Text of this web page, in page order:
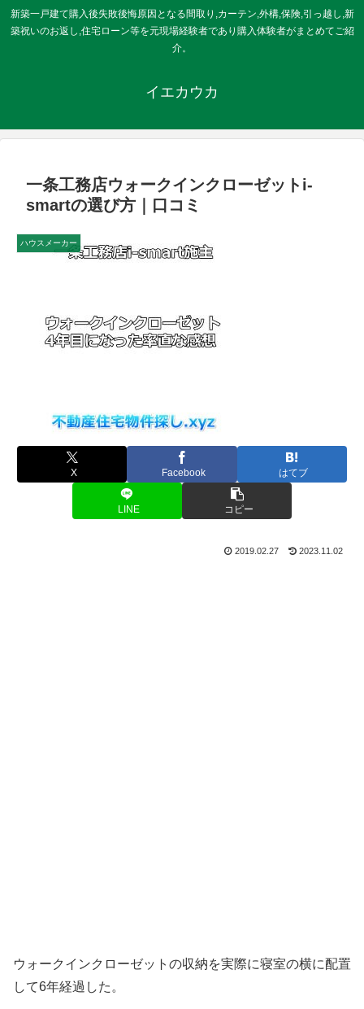
新築一戸建て購入後失敗後悔原因となる間取り,カーテン,外構,保険,引っ越し,新
築祝いのお返し,住宅ローン等を元現場経験者であり購入体験者がまとめてご紹
介。
イエカウカ
一条工務店ウォークインクローゼットi-
smartの選び方｜口コミ
ハウスメーカー
X Facebook はてブ
LINE コピー
2019.02.27 2023.11.02
ウォークインクローゼットの収納を実際に寝室の横に配置
して6年経過した。